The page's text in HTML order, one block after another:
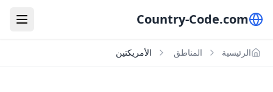
Country-Code.com
الرئيسية المناطق الأمريكتين